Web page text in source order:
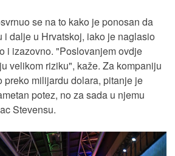
se na to kako je ponosan da
i dalje u Hrvatskoj, iako je naglasio
i izazovno. "Poslovanjem ovdje
velikom riziku", kaže. Za kompaniju
preko milijardu dolara, pitanje je
potez, no za sada u njemu
Stevensu.